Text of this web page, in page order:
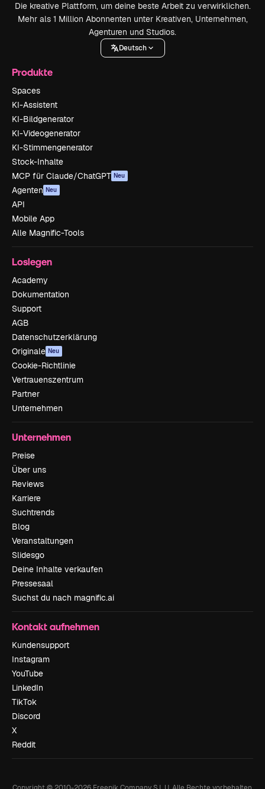
Die kreative Plattform, um deine beste Arbeit zu verwirklichen.
Mehr als 1 Million Abonnenten unter Kreativen, Unternehmen,
Agenturen und Studios.
Deutsch
Produkte
Spaces
KI-Assistent
KI-Bildgenerator
KI-Videogenerator
KI-Stimmengenerator
Stock-Inhalte
MCP für Claude/ChatGPT Neu
Agenten Neu
API
Mobile App
Alle Magnific-Tools
Loslegen
Academy
Dokumentation
Support
AGB
Datenschutzerklärung
Originale Neu
Cookie-Richtlinie
Vertrauenszentrum
Partner
Unternehmen
Unternehmen
Preise
Über uns
Reviews
Karriere
Suchtrends
Blog
Veranstaltungen
Slidesgo
Deine Inhalte verkaufen
Pressesaal
Suchst du nach magnific.ai
Kontakt aufnehmen
Kundensupport
Instagram
YouTube
LinkedIn
TikTok
Discord
X
Reddit